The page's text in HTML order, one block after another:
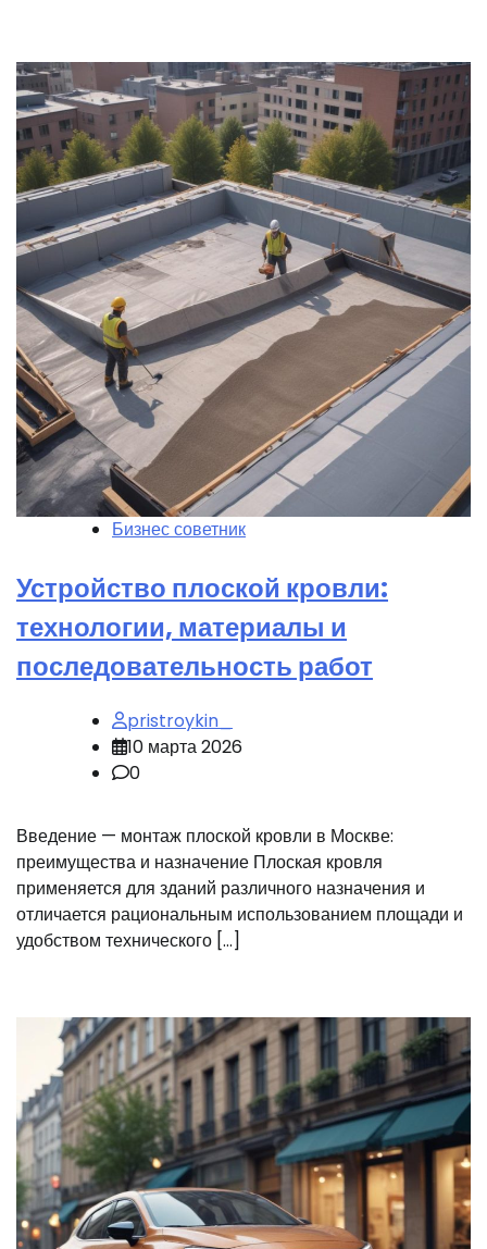
Бизнес советник
Устройство плоской кровли:
технологии, материалы и
последовательность работ
pristroykin_
10 марта 2026
0
Введение — монтаж плоской кровли в Москве:
преимущества и назначение Плоская кровля
применяется для зданий различного назначения и
отличается рациональным использованием площади и
удобством технического […]